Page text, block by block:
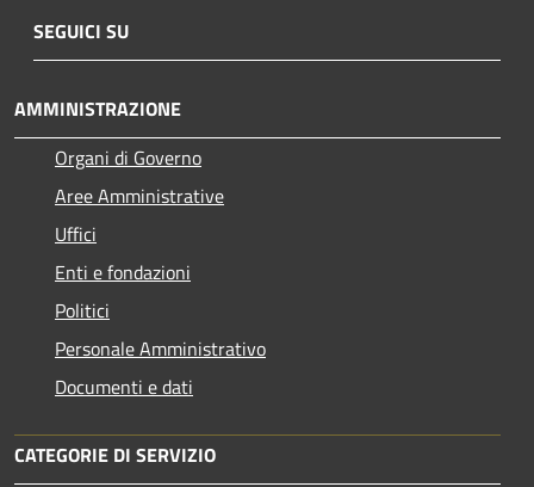
SEGUICI SU
AMMINISTRAZIONE
Organi di Governo
Aree Amministrative
Uffici
Enti e fondazioni
Politici
Personale Amministrativo
Documenti e dati
CATEGORIE DI SERVIZIO